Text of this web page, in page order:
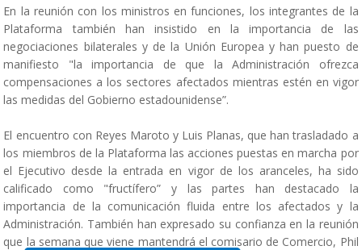
En la reunión con los ministros en funciones, los integrantes de la
Plataforma también han insistido en la importancia de las
negociaciones bilaterales y de la Unión Europea y han puesto de
manifiesto "la importancia de que la Administración ofrezca
compensaciones a los sectores afectados mientras estén en vigor
las medidas del Gobierno estadounidense”.
El encuentro con Reyes Maroto y Luis Planas, que han trasladado a
los miembros de la Plataforma las acciones puestas en marcha por
el Ejecutivo desde la entrada en vigor de los aranceles, ha sido
calificado como "fructífero” y las partes han destacado la
importancia de la comunicación fluida entre los afectados y la
Administración. También han expresado su confianza en la reunión
que la semana que viene mantendrá el comisario de Comercio, Phil